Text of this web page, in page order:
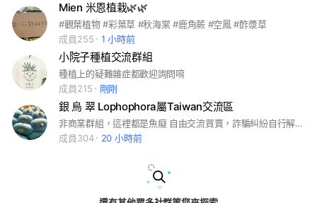
Mien 米恩植栽🌿🌿
#觀葉植物 #彩葉草 #秋海棠 #鹿角蕨 #空鳳 #酢漿草
成員255
1 小時前
小院子種植交流群組
種植上的疑難雜症都歡迎詢問唷
成員215
剛剛
銀 烏 翠 Lophophora屬Taiwan交流區
非商業群組，這裡都是魚癡 自由交流買賣，詐騙糾紛自行解決！ 每天看魚，每天開心！ 歡迎大家一起分享經驗與知識，永不死魚！ #銀冠玉 #烏羽玉 #翠冠玉
成員304
20 小時前